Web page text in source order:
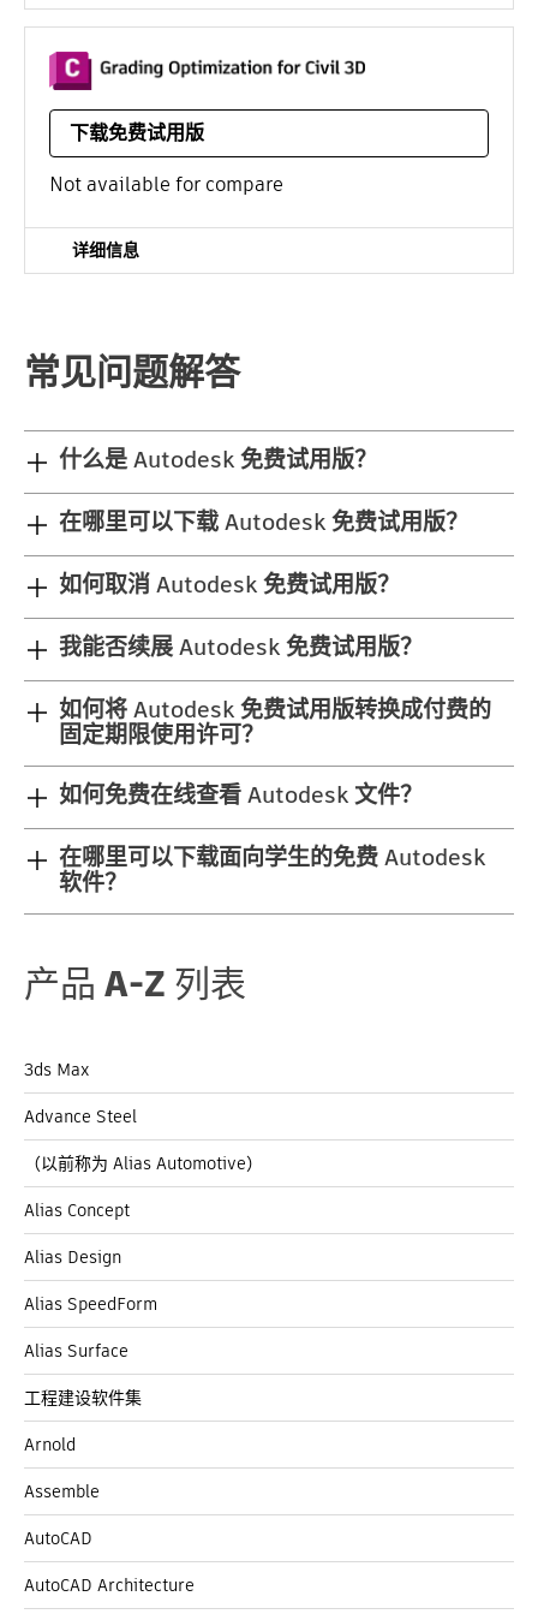
下载免费试用版
平台：
¥18445* /年
Not available for compare
详细信息
常见问题解答
什么是 Autodesk 免费试用版？
在哪里可以下载 Autodesk 免费试用版？
如何取消 Autodesk 免费试用版？
我能否续展 Autodesk 免费试用版？
如何将 Autodesk 免费试用版转换成付费的
固定期限使用许可？
如何免费在线查看 Autodesk 文件？
在哪里可以下载面向学生的免费 Autodesk
软件？
产品 A-Z 列表
3ds Max
Advance Steel
（以前称为 Alias Automotive）
Alias Concept
Alias Design
Alias SpeedForm
Alias Surface
工程建设软件集
Arnold
Assemble
AutoCAD
AutoCAD Architecture